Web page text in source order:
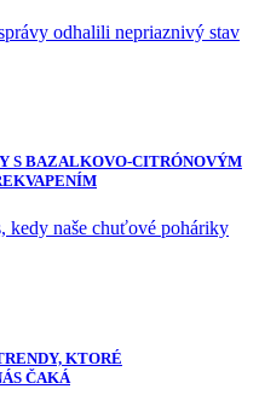
odhalili nepriaznivý stav
S BAZALKOVO-CITRÓNOVÝM
kedy naše chuťové poháriky
KTORÉ
ČAKÁ